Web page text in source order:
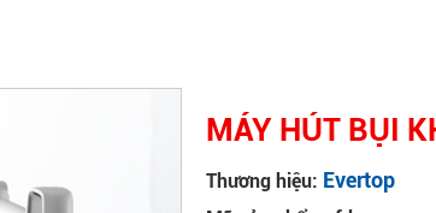
MÁY HÚT BỤI
Thương hiệu: Evertop